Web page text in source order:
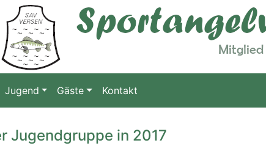
Jugend Gäste Kontakt
Jugendgruppe in 2017